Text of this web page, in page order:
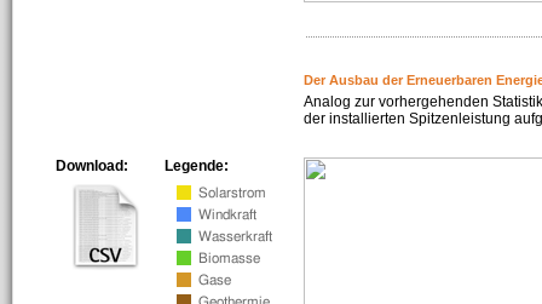
Der Ausbau der Erneuerbaren
Analog zur vorhergehenden
der installierten Spitzenleistung
Legende:
Download: